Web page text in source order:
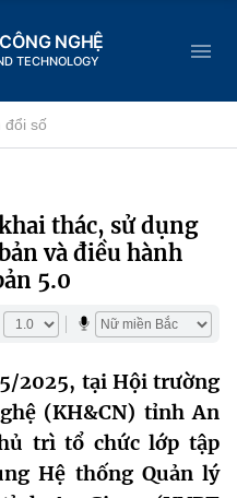
NGHỆ
TECHNOLOGY
đổi số
thác, sử dụng
và điều hành
5.0
2025, tại Hội trường
(KH&CN) tỉnh An
trì tổ chức lớp tập
Hệ thống Quản lý